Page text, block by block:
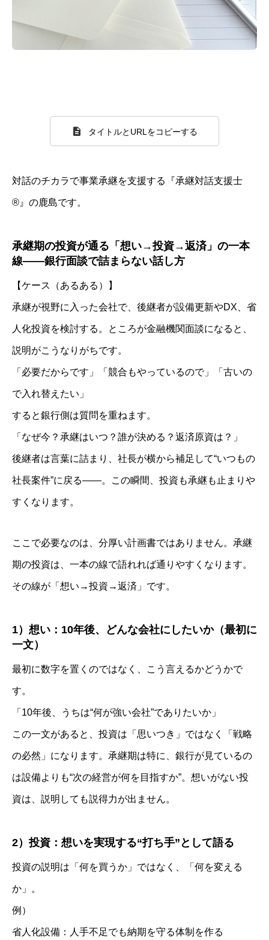
タイトルとURLをコピーする
対話のチカラで事業承継を支援する『承継対話支援士
®』の鹿島です。
承継期の投資が通る「想い→投資→返済」の一本
線——銀行面談で詰まらない話し方
【ケース（あるある）】
承継が視野に入った会社で、後継者が設備更新やDX、省
人化投資を検討する。ところが金融機関面談になると、
説明がこうなりがちです。
「必要だからです」「競合もやっているので」「古いの
で入れ替えたい」
すると銀行側は質問を重ねます。
「なぜ今？承継はいつ？誰が決める？返済原資は？」
後継者は言葉に詰まり、社長が横から補足して“いつもの
社長案件”に戻る——。この瞬間、投資も承継も止まりや
すくなります。
ここで必要なのは、分厚い計画書ではありません。承継
期の投資は、一本の線で語れれば通りやすくなります。
その線が「想い→投資→返済」です。
1）想い：10年後、どんな会社にしたいか（最初に
一文）
最初に数字を置くのではなく、こう言えるかどうかで
す。
「10年後、うちは“何が強い会社”でありたいか」
この一文があると、投資は「思いつき」ではなく「戦略
の必然」になります。承継期は特に、銀行が見ているの
は設備よりも“次の経営が何を目指すか”。想いがない投
資は、説明しても説得力が出ません。
2）投資：想いを実現する“打ち手”として語る
投資の説明は「何を買うか」ではなく、「何を変える
か」。
例）
省人化設備：人手不足でも納期を守る体制を作る